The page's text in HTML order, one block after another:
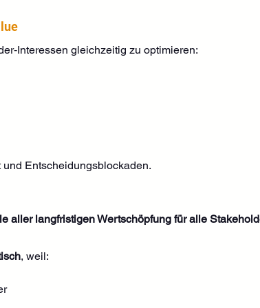
gleichzeitig zu optimieren:
Entscheidungsblockaden.
aller langfristigen Wertschöpfung für alle
, weil: